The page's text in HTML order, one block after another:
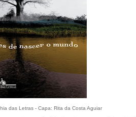
das Letras - Capa: Rita da Costa Aguiar